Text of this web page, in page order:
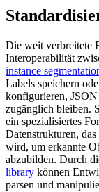
Die weit verbreitete
Interoperabilität
instance
Labels speichern
konfigurieren, JSON
zugänglich bleiben.
ein spezialisiertes
Datenstrukturen,
wird, um erkannte
abzubilden. Durch
library können
parsen und